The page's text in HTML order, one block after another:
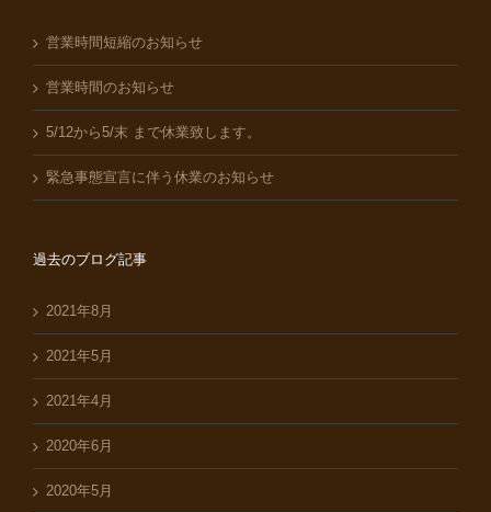
営業時間短縮のお知らせ
営業時間のお知らせ
5/12から5/末 まで休業致します。
緊急事態宣言に伴う休業のお知らせ
過去のブログ記事
2021年8月
2021年5月
2021年4月
2020年6月
2020年5月